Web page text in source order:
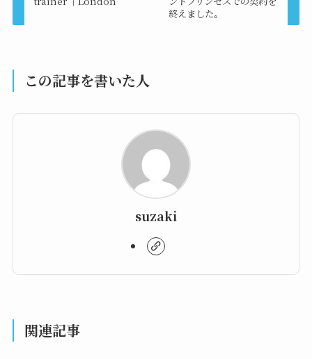
終えました。
この記事を書いた人
suzaki
関連記事